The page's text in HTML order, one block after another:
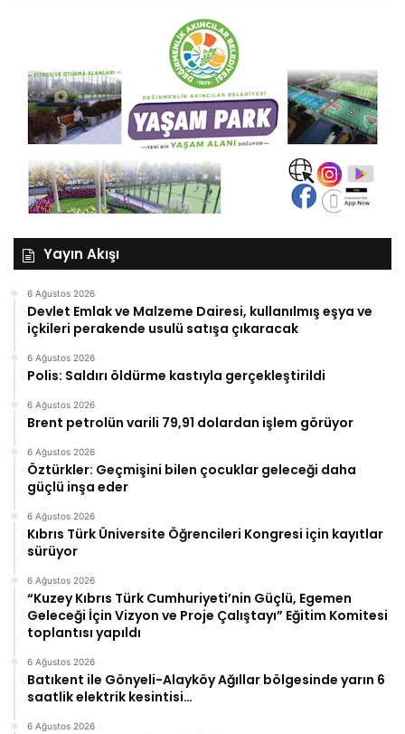
Yayın Akışı
6 Ağustos 2026
Devlet Emlak ve Malzeme Dairesi, kullanılmış eşya ve
içkileri perakende usulü satışa çıkaracak
6 Ağustos 2026
Polis: Saldırı öldürme kastıyla gerçekleştirildi
6 Ağustos 2026
Brent petrolün varili 79,91 dolardan işlem görüyor
6 Ağustos 2026
Öztürkler: Geçmişini bilen çocuklar geleceği daha
güçlü inşa eder
6 Ağustos 2026
Kıbrıs Türk Üniversite Öğrencileri Kongresi için kayıtlar
sürüyor
6 Ağustos 2026
“Kuzey Kıbrıs Türk Cumhuriyeti’nin Güçlü, Egemen
Geleceği İçin Vizyon ve Proje Çalıştayı” Eğitim Komitesi
toplantısı yapıldı
6 Ağustos 2026
Batıkent ile Gönyeli-Alayköy Ağıllar bölgesinde yarın 6
saatlik elektrik kesintisi…
6 Ağustos 2026